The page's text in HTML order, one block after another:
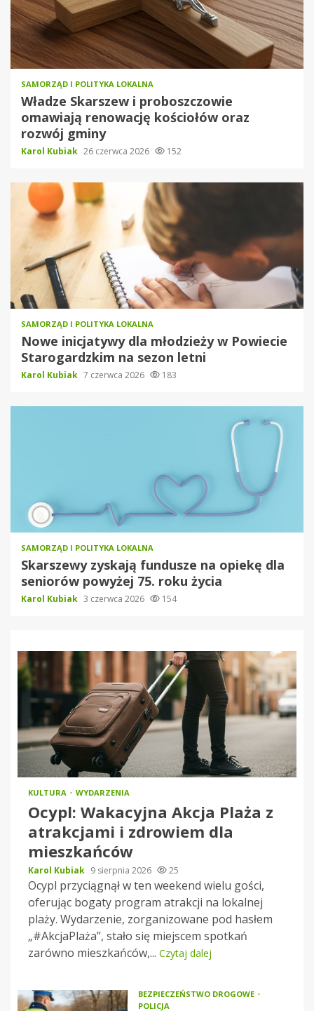
SAMORZĄD I POLITYKA LOKALNA
Władze Skarszew i proboszczowie
omawiają renowację kościołów oraz
rozwój gminy
Karol Kubiak 26 czerwca 2026 152
SAMORZĄD I POLITYKA LOKALNA
Nowe inicjatywy dla młodzieży w Powiecie
Starogardzkim na sezon letni
Karol Kubiak 7 czerwca 2026 183
SAMORZĄD I POLITYKA LOKALNA
Skarszewy zyskają fundusze na opiekę dla
seniorów powyżej 75. roku życia
Karol Kubiak 3 czerwca 2026 154
KULTURA WYDARZENIA
Ocypl: Wakacyjna Akcja Plaża z
atrakcjami i zdrowiem dla
mieszkańców
Karol Kubiak 9 sierpnia 2026 25
Ocypl przyciągnął w ten weekend wielu gości,
oferując bogaty program atrakcji na lokalnej
plaży. Wydarzenie, zorganizowane pod hasłem
„#AkcjaPlaża”, stało się miejscem spotkań
zarówno mieszkańców,... Czytaj dalej
BEZPIECZEŃSTWO DROGOWE
POLICJA